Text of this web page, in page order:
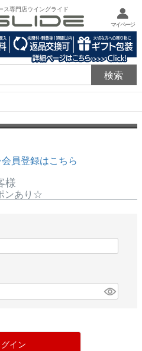
ス専門店ウイングライド
マイページ
員登録はこちら
様
ンあり☆
イン